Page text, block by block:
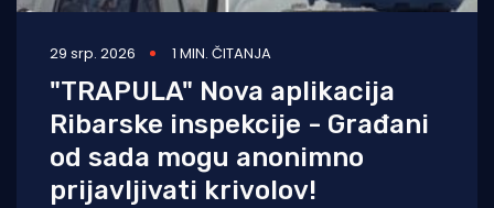
29 srp. 2026 1 MIN. ČITANJA
"TRAPULA" Nova aplikacija
Ribarske inspekcije - Građani
od sada mogu anonimno
prijavljivati krivolov!